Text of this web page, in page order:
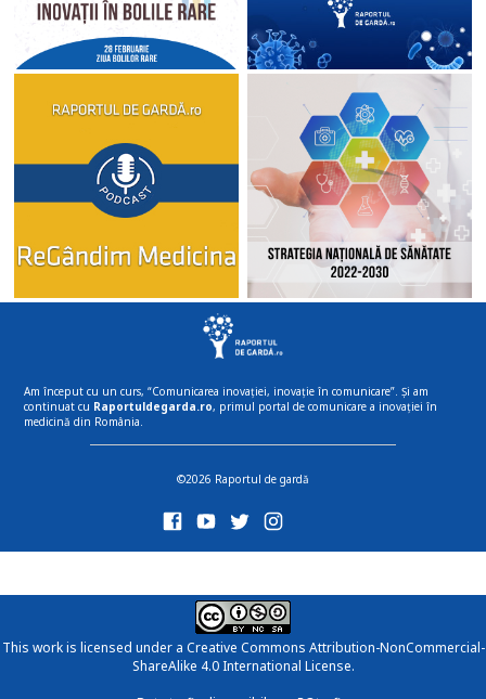
Am început cu un curs, “Comunicarea inovației, inovație în comunicare”. Și am
continuat cu Raportuldegarda.ro, primul portal de comunicare a inovației în
medicină din România.
©2026 Raportul de gardă
This work is licensed under a Creative Commons Attribution-NonCommercial-
ShareAlike 4.0 International License.